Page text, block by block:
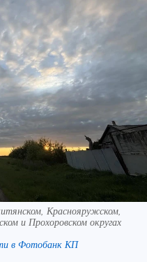
Краснояружском,
и Прохоровском округах
в Фотобанк КП